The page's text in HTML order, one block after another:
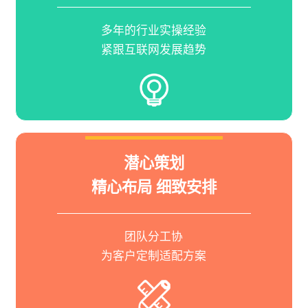
多年的行业实操经验
紧跟互联网发展趋势
潜心策划
精心布局 细致安排
团队分工协
为客户定制适配方案